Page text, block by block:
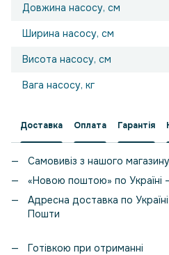
Довжина насосу, см
Ширина насосу, см
Висота насосу, см
Вага насосу, кг
Доставка Оплата Гарантія
Самовивіз з нашого
«Новою поштою» по Україні
Адресна доставка по
Пошти
Готівкою при отриманні